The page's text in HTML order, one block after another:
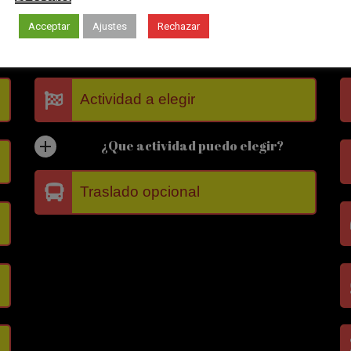
Actividad a elegir
¿Que actividad puedo elegir?
Traslado opcional
Acceptar Ajustes Rechazar